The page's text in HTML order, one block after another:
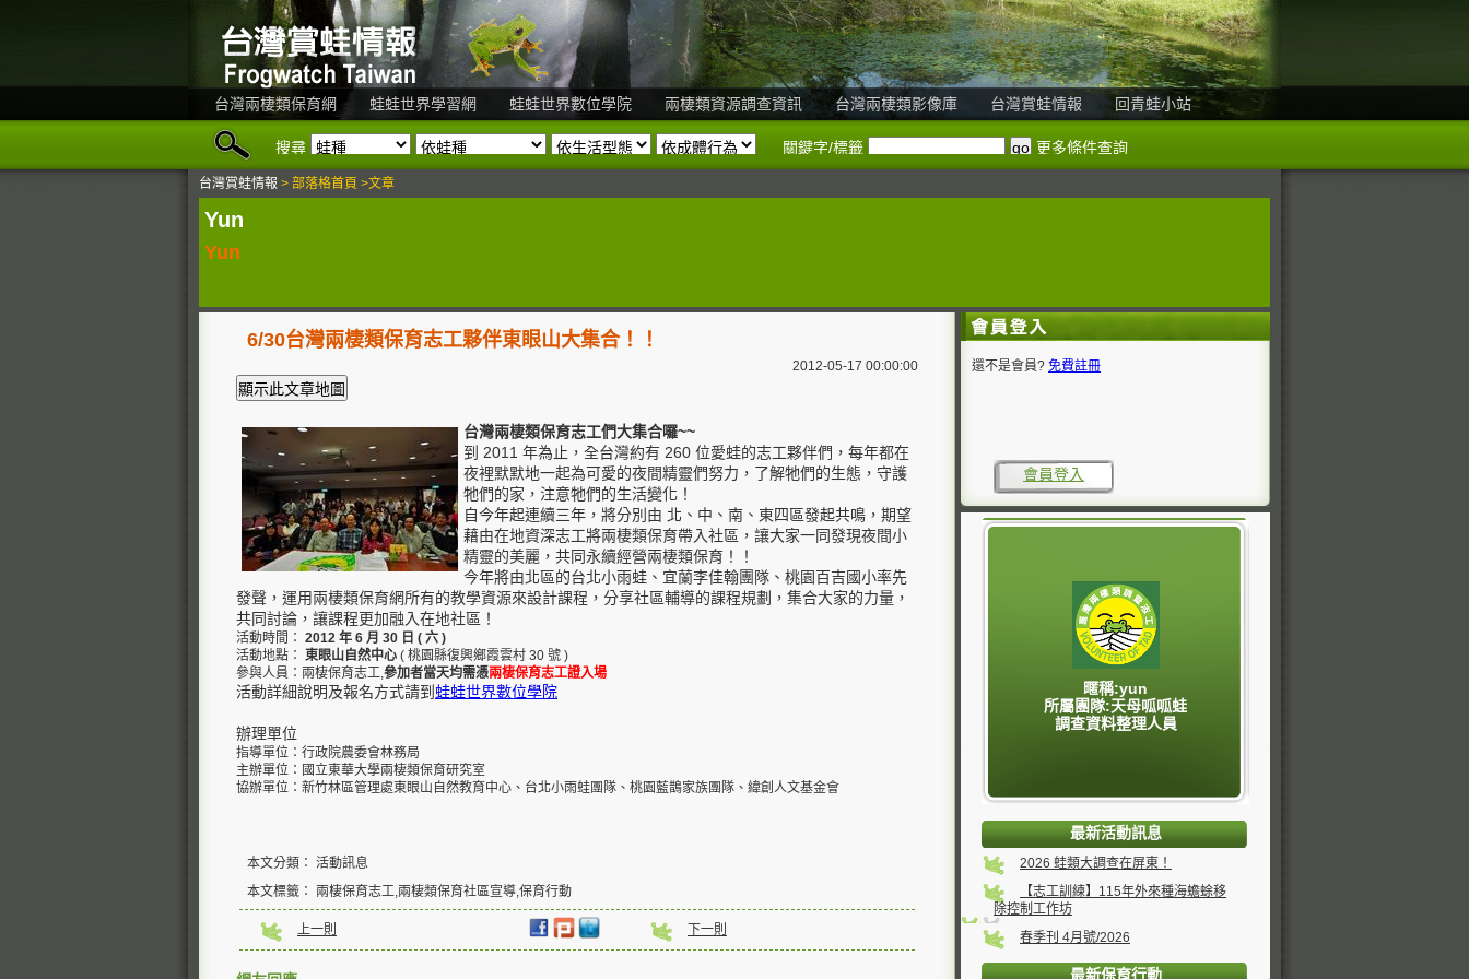
台灣兩棲類保育網 蛙蛙世界學習網 蛙蛙世界數位學院 兩棲類資源調查資訊 台灣兩棲類影像庫 台灣賞蛙情報 回青蛙小站
搜尋 關鍵字/標籤 更多條件查詢
台灣賞蛙情報 > 部落格首頁 >文章
Yun
Yun
6/30台灣兩棲類保育志工夥伴東眼山大集合！！
2012-05-17 00:00:00
台灣兩棲類保育志工們大集合囉~~
到 2011 年為止，全台灣約有 260 位愛蛙的志工夥伴們，每年都在
夜裡默默地一起為可愛的夜間精靈們努力，了解牠們的生態，守護
牠們的家，注意牠們的生活變化！
自今年起連續三年，將分別由 北、中、南、東四區發起共鳴，期望
藉由在地資深志工將兩棲類保育帶入社區，讓大家一同發現夜間小
精靈的美麗，共同永續經營兩棲類保育！！
今年將由北區的台北小雨蛙、宜蘭李佳翰團隊、桃園百吉國小率先
發聲，運用兩棲類保育網所有的教學資源來設計課程，分享社區輔導的課程規劃，集合大家的力量，
共同討論，讓課程更加融入在地社區！
活動時間： 2012 年 6 月 30 日 ( 六 )
活動地點： 東眼山自然中心 ( 桃園縣復興鄉霞雲村 30 號 )
參與人員：兩棲保育志工,參加者當天均需憑兩棲保育志工證入場
活動詳細說明及報名方式請到 蛙蛙世界數位學院
辦理單位
指導單位：行政院農委會林務局
主辦單位：國立東華大學兩棲類保育研究室
協辦單位：新竹林區管理處東眼山自然教育中心、台北小雨蛙團隊、桃園藍鵲家族團隊、緯創人文基金會
本文分類： 活動訊息
本文標籤： 兩棲保育志工,兩棲類保育社區宣導,保育行動
上一則 下一則
會員登入
還不是會員? 免費註冊
暱稱:yun
所屬團隊:天母呱呱蛙
調查資料整理人員
最新活動訊息
2026 蛙類大調查在屏東！
【志工訓練】115年外來種海蟾蜍移
除控制工作坊
春季刊 4月號/2026
最新保育行動